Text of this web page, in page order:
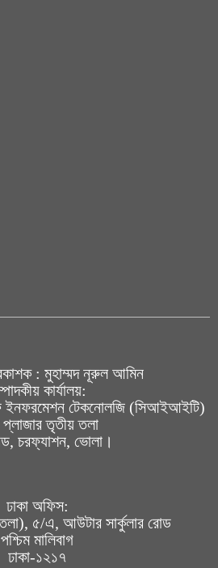
: মুহাম্মদ নূরুল আমিন
কার্যালয়:
ইনফরমেশন টেকনোলজি (সিআইআইটি)
তৃতীয় তলা
চরফ্যাশন, ভোলা।
ঢাকা অফিস:
৫/এ, আউটার সার্কুলার রোড
পশ্চিম মালিবাগ
ঢাকা-১২১৭